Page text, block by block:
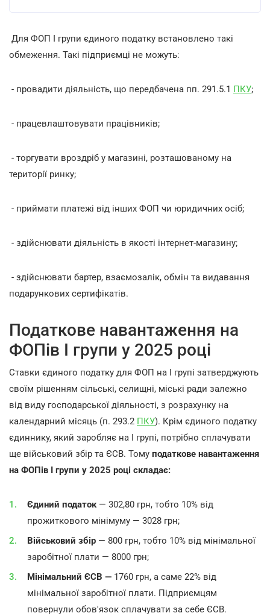
Для ФОП І групи єдиного податку встановлено такі
обмеження. Такі підприємці не можуть:
- провадити діяльність, що передбачена пп. 291.5.1 ПКУ;
- працевлаштовувати працівників;
- торгувати вроздріб у магазині, розташованому на
території ринку;
- приймати платежі від інших ФОП чи юридичних осіб;
- здійснювати діяльність в якості інтернет-магазину;
- здійснювати бартер, взаємозалік, обмін та видавання
подарункових сертифікатів.
Податкове навантаження на
ФОПів І групи у 2025 році
Ставки єдиного податку для ФОП на І групі затверджують
своїм рішенням сільські, селищні, міські ради залежно
від виду господарської діяльності, з розрахунку на
календарний місяць (п. 293.2 ПКУ). Крім єдиного податку
єдиннику, який заробляє на І групі, потрібно сплачувати
ще військовий збір та ЄСВ. Тому податкове навантаження
на ФОПів І групи у 2025 році складає:
Єдиний податок — 302,80 грн, тобто 10% від
прожиткового мінімуму — 3028 грн;
Військовий збір — 800 грн, тобто 10% від мінімальної
заробітної плати — 8000 грн;
Мінімальний ЄСВ — 1760 грн, а саме 22% від
мінімальної заробітної плати. Підприємцям
повернули обов'язок сплачувати за себе ЄСВ.